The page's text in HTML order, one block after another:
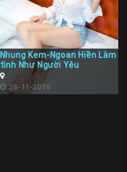
Nhung Kem-Ngoan Hiền Làm
tình Như Người Yêu
26-11-2019